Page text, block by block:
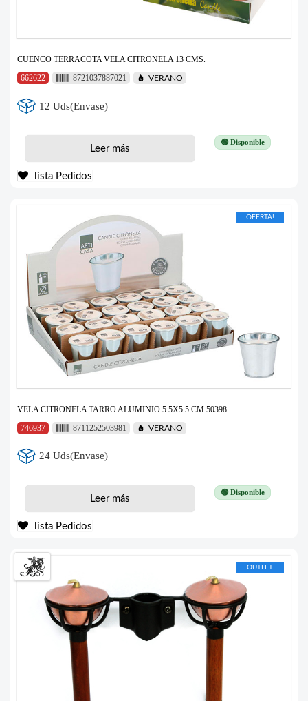
CUENCO TERRACOTA VELA CITRONELA 13 CMS.
662622
8721037887021 VERANO
12 Uds(Envase)
🟢 Disponible
Leer más
lista Pedidos
OFERTA!
VELA CITRONELA TARRO ALUMINIO 5.5X5.5 CM 50398
746937
8711252503981 VERANO
24 Uds(Envase)
🟢 Disponible
Leer más
lista Pedidos
OUTLET